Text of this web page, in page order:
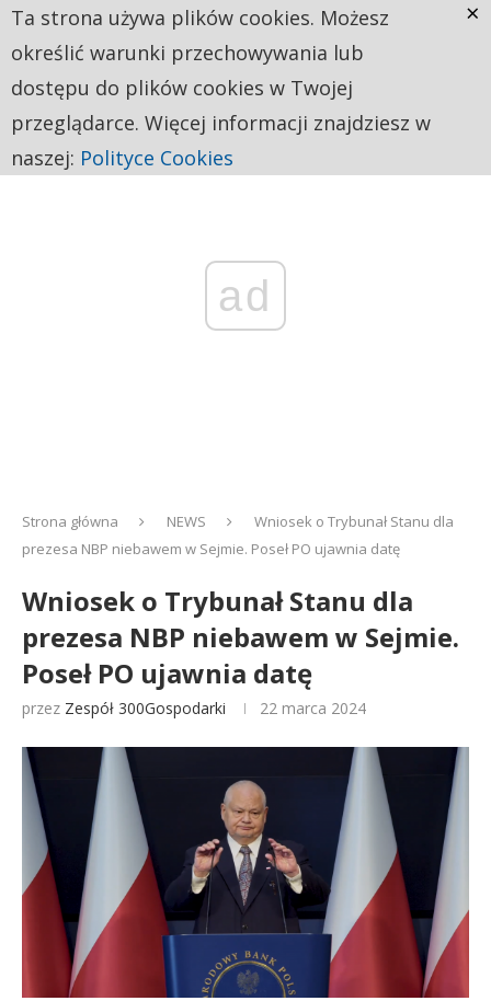
ad
Strona główna NEWS
Wniosek o Trybunał Stanu dla
prezesa NBP niebawem w Sejmie. Poseł PO ujawnia datę
Wniosek o Trybunał Stanu dla
prezesa NBP niebawem w Sejmie.
Poseł PO ujawnia datę
przez Zespół 300Gospodarki 22 marca 2024
Ta strona używa plików cookies. Możesz
określić warunki przechowywania lub
dostępu do plików cookies w Twojej
przeglądarce. Więcej informacji znajdziesz w
naszej: Polityce Cookies
×